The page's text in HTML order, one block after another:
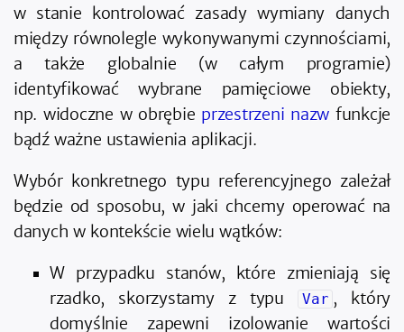
w stanie kontrolować zasady wymiany danych
między równolegle wykonywanymi czynnościami,
a także globalnie (w całym programie)
identyfikować wybrane pamięciowe obiekty,
np. widoczne w obrębie przestrzeni nazw funkcje
bądź ważne ustawienia aplikacji.
Wybór konkretnego typu referencyjnego zależał
będzie od sposobu, w jaki chcemy operować na
danych w kontekście wielu wątków:
W przypadku stanów, które zmieniają się
rzadko, skorzystamy z typu
Var , który
domyślnie zapewni izolowanie wartości